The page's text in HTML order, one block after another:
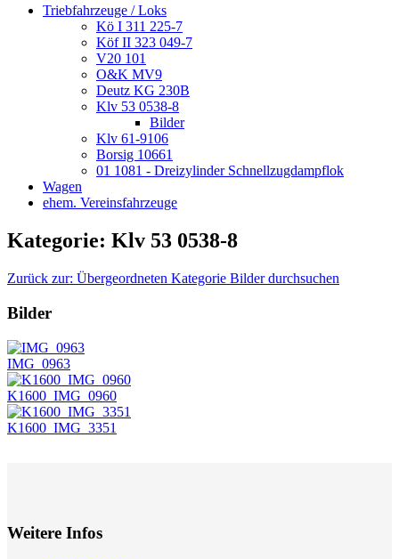
Triebfahrzeuge / Loks
Kö I 311 225-7
Köf II 323 049-7
V20 101
O&K MV9
Deutz KG 230B
Klv 53 0538-8
Bilder
Klv 61-9106
Borsig 10661
01 1081 - Dreizylinder Schnellzugdampflok
Wagen
ehem. Vereinsfahrzeuge
Kategorie: Klv 53 0538-8
Zurück zur: Übergeordneten Kategorie Bilder durchsuchen
Bilder
IMG_0963
K1600_IMG_0960
K1600_IMG_3351
Weitere Infos